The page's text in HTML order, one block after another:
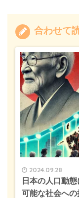
合わせて
2024.09.28
日本の人口動
可能な社会への